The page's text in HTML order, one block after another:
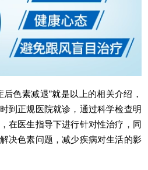
色素减退”就是以上的相关介绍，
到正规医院就诊，通过科学检查明
在医生指导下进行针对性治疗，同
决色素问题，减少疾病对生活的影